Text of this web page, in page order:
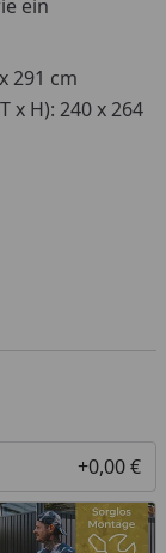
ein
291 cm
x H): 240 x 264
+0,00 €